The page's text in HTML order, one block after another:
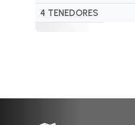
4 TENEDORES